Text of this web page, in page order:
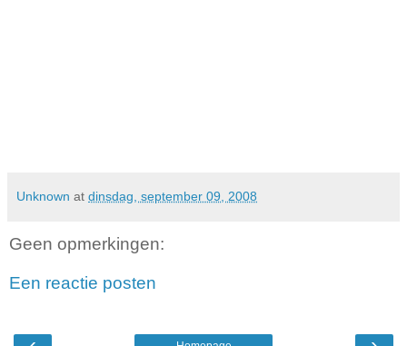
Unknown at dinsdag, september 09, 2008
Geen opmerkingen:
Een reactie posten